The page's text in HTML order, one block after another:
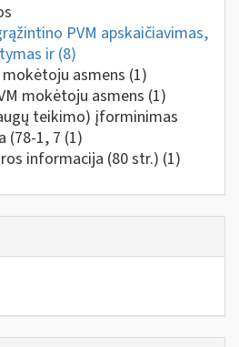
PVM apskaičiavimas,
ir (8)
asmens (1)
mokėtoju asmens (1)
teikimo) įforminimas
(78-1, 7 (1)
informacija (80 str.) (1)